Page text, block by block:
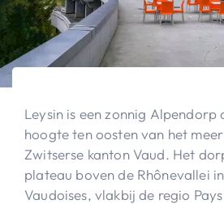
Leysin is een zonnig Alpendorp
hoogte ten oosten van het
Zwitserse kanton Vaud. Het
plateau boven de Rhônevallei
Vaudoises, vlakbij de regio